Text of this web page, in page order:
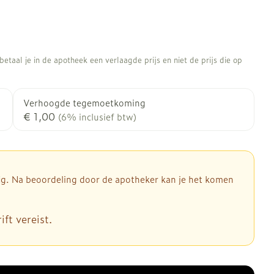
je in de apotheek een verlaagde prijs en niet de prijs die op
Verhoogde tegemoetkoming
€ 1,00 (6% inclusief btw)
Na beoordeling door de apotheker kan je het komen
vereist.